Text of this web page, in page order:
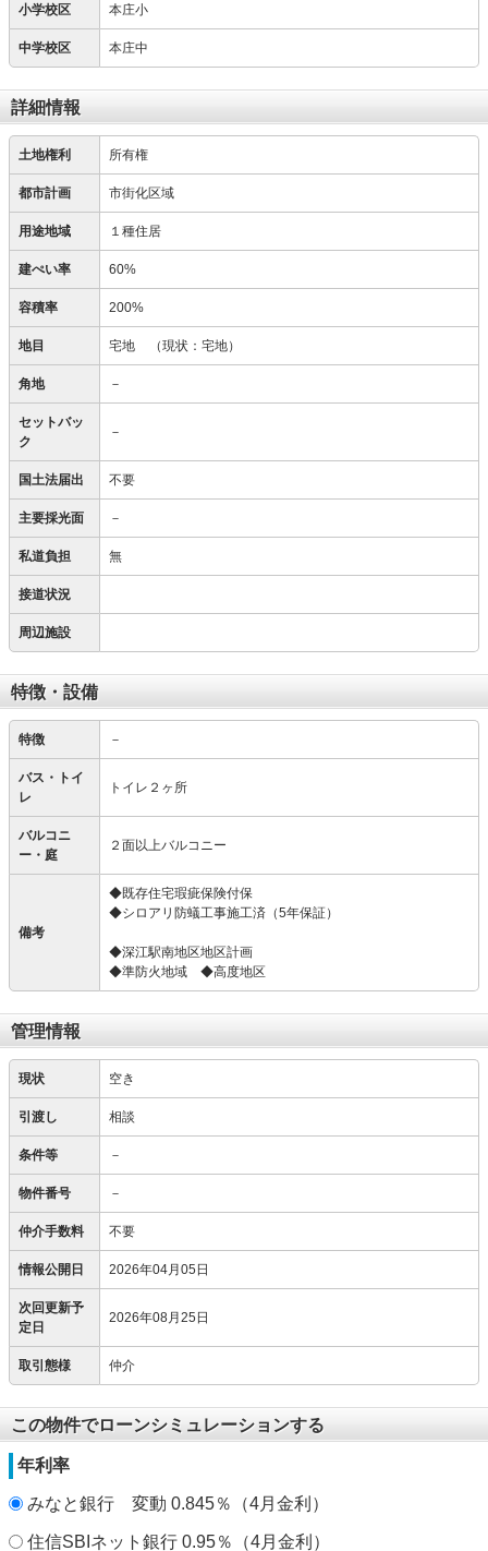
小学校区 本庄小
中学校区 本庄中
詳細情報
土地権利 所有権
都市計画 市街化区域
用途地域 １種住居
建ぺい率 60%
容積率 200%
地目 宅地 （現状：宅地）
角地 －
セットバッ
ク
－
国土法届出 不要
主要採光面 －
私道負担 無
接道状況
周辺施設
特徴・設備
特徴 －
バス・トイ
レ
トイレ２ヶ所
バルコニ
ー・庭
２面以上バルコニー
備考
◆既存住宅瑕疵保険付保
◆シロアリ防蟻工事施工済（5年保証）
◆深江駅南地区地区計画
◆準防火地域 ◆高度地区
管理情報
現状 空き
引渡し 相談
条件等 －
物件番号 －
仲介手数料 不要
情報公開日 2026年04月05日
次回更新予
定日
2026年08月25日
取引態様 仲介
この物件でローンシミュレーションする
年利率
みなと銀行 変動 0.845％（4月金利）
住信SBIネット銀行 0.95％（4月金利）